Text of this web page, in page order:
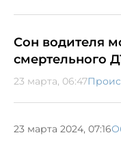
Сон водителя
смертельного
23 марта, 06:47
23 марта 2024, 07:16